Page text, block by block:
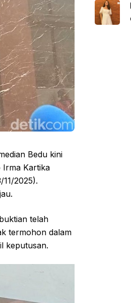
Bedu kini
Irma Kartika
2025).
telah
termohon dalam
keputusan.